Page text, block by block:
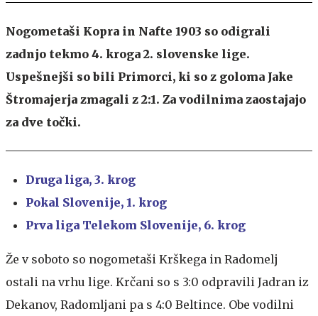
Nogometaši Kopra in Nafte 1903 so odigrali
zadnjo tekmo 4. kroga 2. slovenske lige.
Uspešnejši so bili Primorci, ki so z goloma Jake
Štromajerja zmagali z 2:1. Za vodilnima zaostajajo
za dve točki.
Druga liga, 3. krog
Pokal Slovenije, 1. krog
Prva liga Telekom Slovenije, 6. krog
Že v soboto so nogometaši Krškega in Radomelj
ostali na vrhu lige. Krčani so s 3:0 odpravili Jadran iz
Dekanov, Radomljani pa s 4:0 Beltince. Obe vodilni